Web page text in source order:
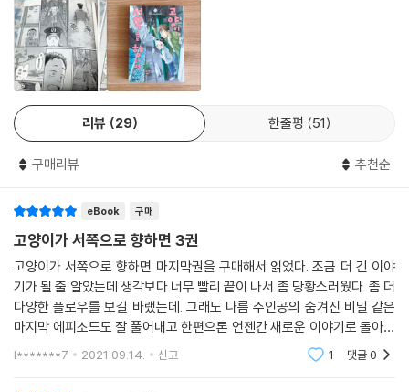
리뷰 29 한줄평 51
구매리뷰 추천순
eBook 구매
고양이가 서쪽으로 향하면 3권
고양이가 서쪽으로 향하면 마지막권을 구매해서 읽었다. 조금 더 긴 이야
기가 될 줄 알았는데 생각보다 너무 빨리 끝이 나서 좀 당황스러웠다. 좀 더
다양한 플로우를 보길 바랬는데. 그래도 나름 주인공의 숨겨진 비밀 같은
마지막 에피소드도 잘 풀어내고 한편으론 언젠간 새로운 이야기로 돌아올
수 있게끔 끝을 낸 거 같아 만족스럽게 읽을 수 있었다. 작가가 또 쓸 생각
l*******7 2021.09.14. 신고 1 댓글0